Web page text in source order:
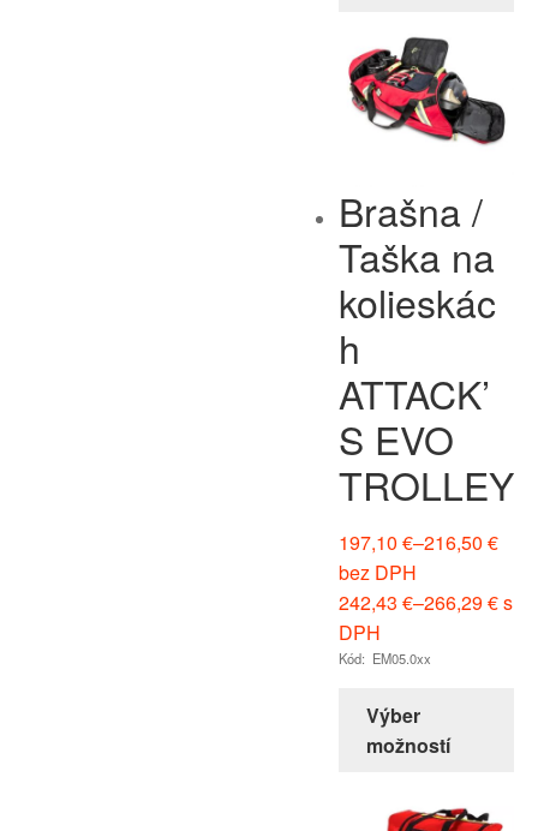
Brašna /
Taška na
kolieskác
h
ATTACK’
S EVO
TROLLEY
197,10 €–216,50 €
bez DPH
242,43 €–266,29€s
DPH
Kód: EM05.0xx
Výber
možností